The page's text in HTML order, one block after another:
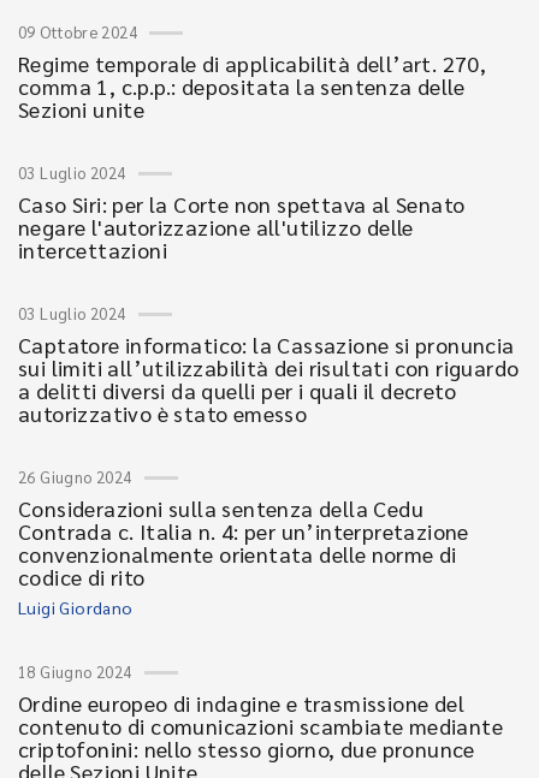
09 Ottobre 2024
Regime temporale di applicabilità dell’art. 270,
comma 1, c.p.p.: depositata la sentenza delle
Sezioni unite
03 Luglio 2024
Caso Siri: per la Corte non spettava al Senato
negare l'autorizzazione all'utilizzo delle
intercettazioni
03 Luglio 2024
Captatore informatico: la Cassazione si pronuncia
sui limiti all’utilizzabilità dei risultati con riguardo
a delitti diversi da quelli per i quali il decreto
autorizzativo è stato emesso
26 Giugno 2024
Considerazioni sulla sentenza della Cedu
Contrada c. Italia n. 4: per un’interpretazione
convenzionalmente orientata delle norme di
codice di rito
Luigi Giordano
18 Giugno 2024
Ordine europeo di indagine e trasmissione del
contenuto di comunicazioni scambiate mediante
criptofonini: nello stesso giorno, due pronunce
delle Sezioni Unite